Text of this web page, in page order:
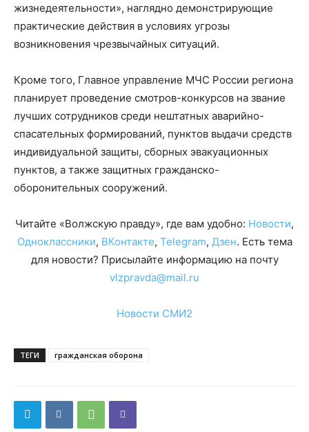
жизнедеятельности», наглядно демонстрирующие
практические действия в условиях угрозы
возникновения чрезвычайных ситуаций.
Кроме того, Главное управление МЧС России региона
планирует проведение смотров-конкурсов на звание
лучших сотрудников среди нештатных аварийно-
спасательных формирований, пунктов выдачи средств
индивидуальной защиты, сборных эвакуационных
пунктов, а также защитных гражданско-
оборонительных сооружений.
Читайте «Волжскую правду», где вам удобно: Новости,
Одноклассники, ВКонтакте, Telegram, Дзен. Есть тема
для новости? Присылайте информацию на почту
vlzpravda@mail.ru
Новости СМИ2
ТЕГИ гражданская оборона